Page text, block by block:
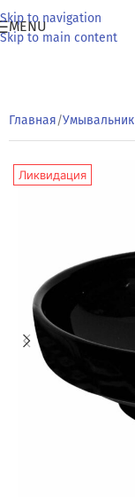
Skip to navigation
Skip to main content
MENU
Главная/Умывальник
Ликвидация